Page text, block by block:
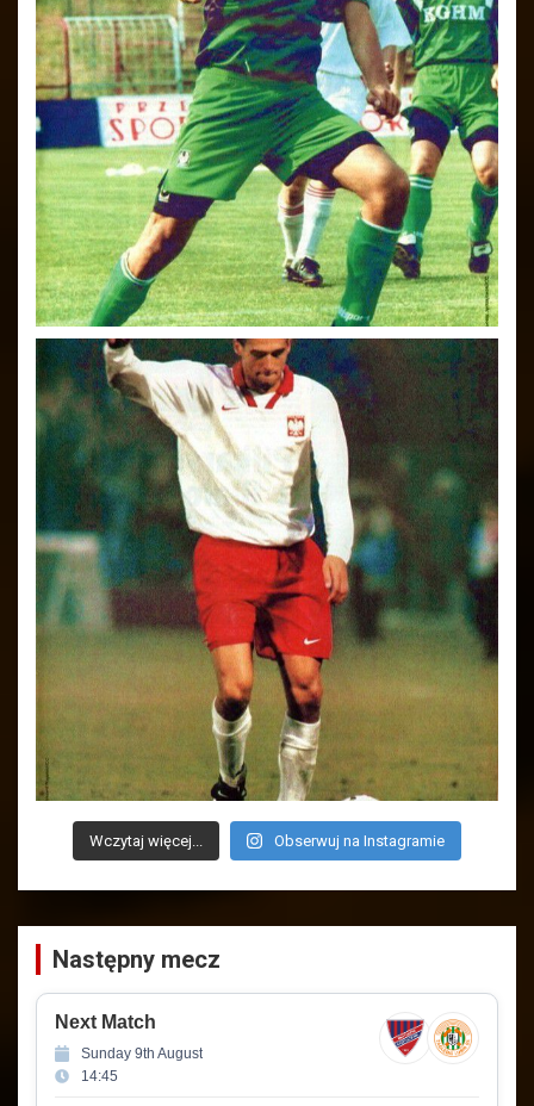
Wczytaj więcej... Obserwuj na Instagramie
Następny mecz
Next Match
Sunday 9th August
14:45